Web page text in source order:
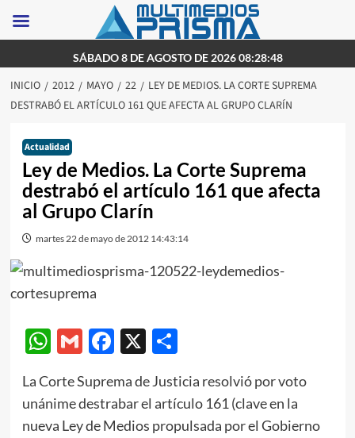
al
contenido
SÁBADO 8 DE AGOSTO DE 2026 08:28:48
INICIO 2012 MAYO 22
LEY DE MEDIOS. LA CORTE SUPREMA
DESTRABÓ EL ARTÍCULO 161 QUE AFECTA AL GRUPO CLARÍN
Actualidad
Ley de Medios. La Corte Suprema
destrabó el artículo 161 que afecta
al Grupo Clarín
martes 22 de mayo de 2012 14:43:14
WhatsApp
GmailFacebook
X Compartir
La Corte Suprema de Justicia resolvió por voto
unánime destrabar el artículo 161 (clave en la
nueva Ley de Medios propulsada por el Gobierno